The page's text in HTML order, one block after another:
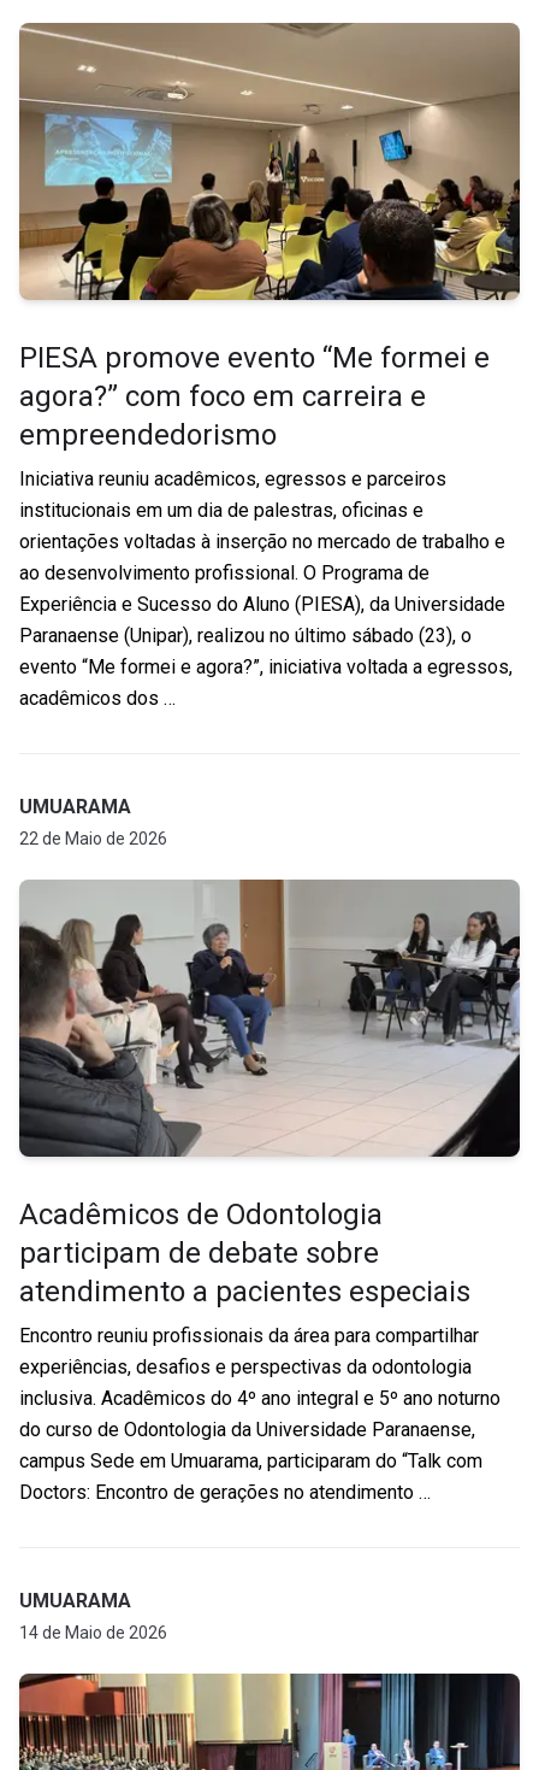
PIESA promove evento “Me formei e
agora?” com foco em carreira e
empreendedorismo
Iniciativa reuniu acadêmicos, egressos e parceiros
institucionais em um dia de palestras, oficinas e
orientações voltadas à inserção no mercado de trabalho e
ao desenvolvimento profissional. O Programa de
Experiência e Sucesso do Aluno (PIESA), da Universidade
Paranaense (Unipar), realizou no último sábado (23), o
evento “Me formei e agora?”, iniciativa voltada a egressos,
acadêmicos dos …
UMUARAMA
22 de Maio de 2026
Acadêmicos de Odontologia
participam de debate sobre
atendimento a pacientes especiais
Encontro reuniu profissionais da área para compartilhar
experiências, desafios e perspectivas da odontologia
inclusiva. Acadêmicos do 4º ano integral e 5º ano noturno
do curso de Odontologia da Universidade Paranaense,
campus Sede em Umuarama, participaram do “Talk com
Doctors: Encontro de gerações no atendimento …
UMUARAMA
14 de Maio de 2026